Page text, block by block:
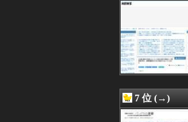
08/07 00:35
08/07 00:33
08/07 00:32
08/07 00:31
08/07 00:30
08/07 00:30
08/07 00:30
08/07 00:30
08/07 00:30
7 位 (→)